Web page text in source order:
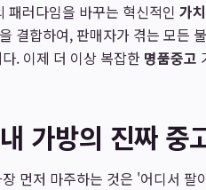
패러다임을 바꾸는 혁신적인 가
결합하여, 판매자가 겪는 모든
. 이제 더 이상 복잡한 명품중고
가방의 진짜 중
먼저 마주하는 것은 '어디서